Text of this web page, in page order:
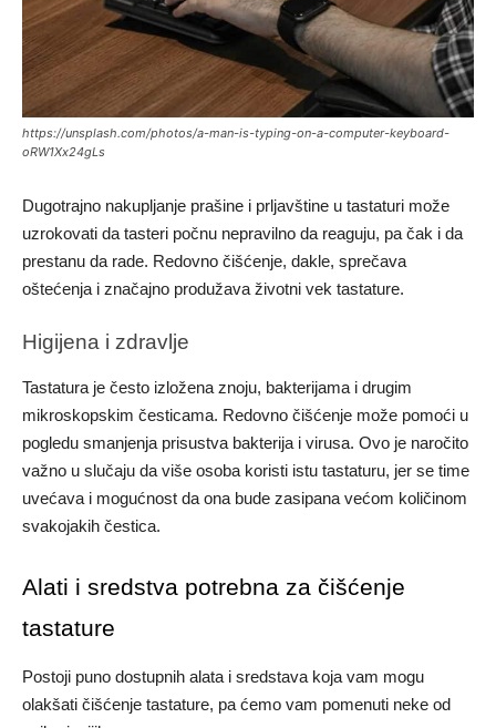
https://unsplash.com/photos/a-man-is-typing-on-a-computer-keyboard-
oRW1Xx24gLs
Dugotrajno nakupljanje prašine i prljavštine u tastaturi može
uzrokovati da tasteri počnu nepravilno da reaguju, pa čak i da
prestanu da rade. Redovno čišćenje, dakle, sprečava
oštećenja i značajno produžava životni vek tastature.
Higijena i zdravlje
Tastatura je često izložena znoju, bakterijama i drugim
mikroskopskim česticama. Redovno čišćenje može pomoći u
pogledu smanjenja prisustva bakterija i virusa. Ovo je naročito
važno u slučaju da više osoba koristi istu tastaturu, jer se time
uvećava i mogućnost da ona bude zasipana većom količinom
svakojakih čestica.
Alati i sredstva potrebna za čišćenje
tastature
Postoji puno dostupnih alata i sredstava koja vam mogu
olakšati čišćenje tastature, pa ćemo vam pomenuti neke od